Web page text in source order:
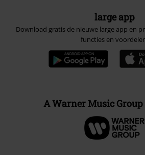
large app
Download gratis de nieuwe large app en
functies en
A Warner Music Group